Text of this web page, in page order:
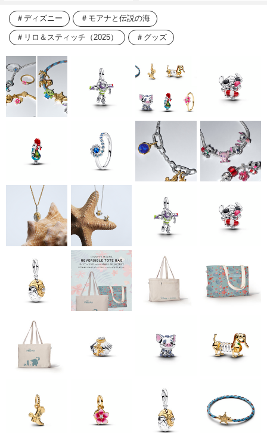
ディズニー モアナと伝説の海
リロ＆スティッチ（2025） グッズ